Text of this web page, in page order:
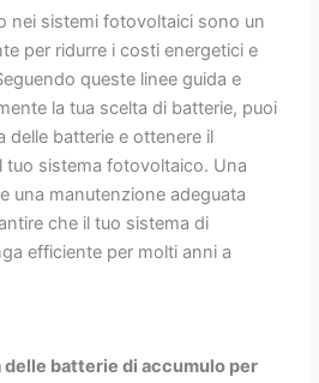
nei sistemi fotovoltaici sono un
per ridurre i costi energetici e
queste linee guida e
la tua scelta di batterie, puoi
delle batterie e ottenere il
tuo sistema fotovoltaico. Una
una manutenzione adeguata
che il tuo sistema di
efficiente per molti anni a
delle batterie di accumulo per